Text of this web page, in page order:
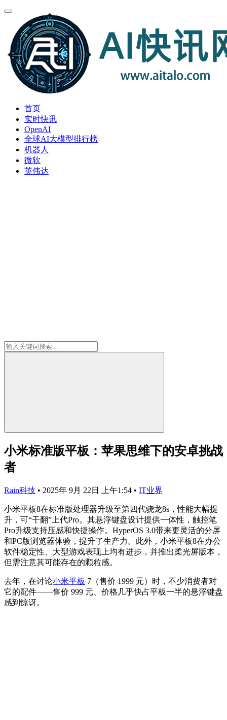
首页
实时快讯
OpenAI
全球AI大模型排行榜
机器人
微软
英伟达
小米标准版平板：苹果思维下的安卓挑战
者
Rain科技 • 2025年 9月 22日 上午1:54 • IT业界
小米平板8在标准版处理器升级至第四代骁龙8s，性能大幅提
升，可“干翻”上代Pro。其悬浮键盘设计提供一体性，触控笔
Pro升级支持压感和快捷操作。HyperOS 3.0带来更灵活的分屏
和PC版浏览器体验，提升了生产力。此外，小米平板8在办公
软件稳定性、大型游戏表现上均有进步，并推出柔光屏版本，
但需注意其可能存在的颗粒感。
去年，在讨论小米平板 7（售价 1999 元）时，不少消费者对
它的配件——售价 999 元、价格几乎快占平板一半的悬浮键盘
感到惊讶。